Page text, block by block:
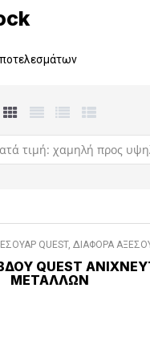
QUEST, ΔΙΑΦΟΡΑ
QUEST
ΜΕΤΆΛΛΩΝ